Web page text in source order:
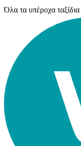
Όλα τα υπέροχα ταξίδια